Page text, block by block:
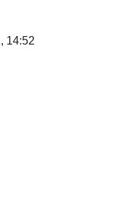
14:52